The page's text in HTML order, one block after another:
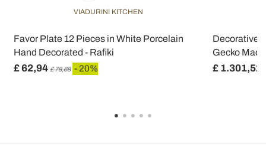
VIADURINI KITCHEN
Favor Plate 12 Pieces in White Porcelain
Hand Decorated - Rafiki
£ 62,94 £ 78,68 - 20%
Decorative
Gecko
£ 1.301,52